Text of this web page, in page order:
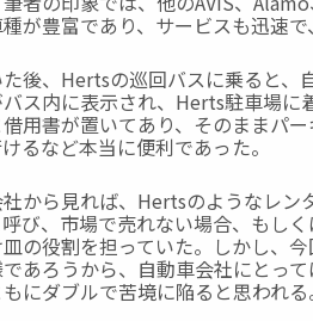
が豊富であり、サービスも迅速で
後、Hertsの巡回バスに乗ると、
ス内に表示され、Herts駐車場に
用書が置いてあり、そのままパ
るなど本当に便利であった。
から見れば、Hertsのようなレン
び、市場で売れない場合、もし
の役割を担っていた。しかし、
あろうから、自動車会社にとっ
にダブルで苦境に陥ると思われる